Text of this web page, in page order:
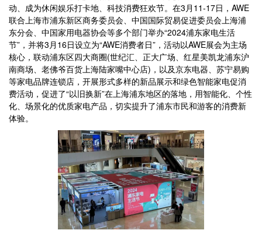
动、成为休闲娱乐打卡地、科技消费狂欢节。在3月11-17日，AWE
联合上海市浦东新区商务委员会、中国国际贸易促进委员会上海浦
东分会、中国家用电器协会等多个部门举办“2024浦东家电生活
节”，并将3月16日设立为“AWE消费者日”，活动以AWE展会为主场
核心，联动浦东区四大商圈(世纪汇、正大广场、红星美凯龙浦东沪
南商场、老佛爷百货上海陆家嘴中心店)，以及京东电器、苏宁易购
等家电品牌连锁店，开展形式多样的新品展示和绿色智能家电促消
费活动，促进了“以旧换新”在上海浦东地区的落地，用智能化、个性
化、场景化的优质家电产品，切实提升了浦东市民和游客的消费新
体验。